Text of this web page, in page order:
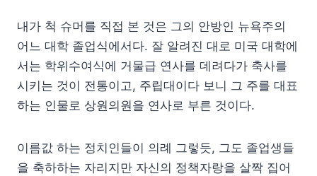
내가 척 슈머를 직접 본 것은 그의 안방인 뉴욕주의
어느 대학 졸업식에서다. 잘 알려진 대로 미국 대학에
서는 학위수여식에 거물급 연사를 데려다가 축사를
시키는 것이 전통이고, 주립대이다 보니 그 주를 대표
하는 인물로 상원의원을 연사로 부른 것이다.
이름값 하는 정치인들이 의례 그렇듯, 그도 졸업생들
을 축하하는 자리지만 자신의 정책자랑을 살짝 집어